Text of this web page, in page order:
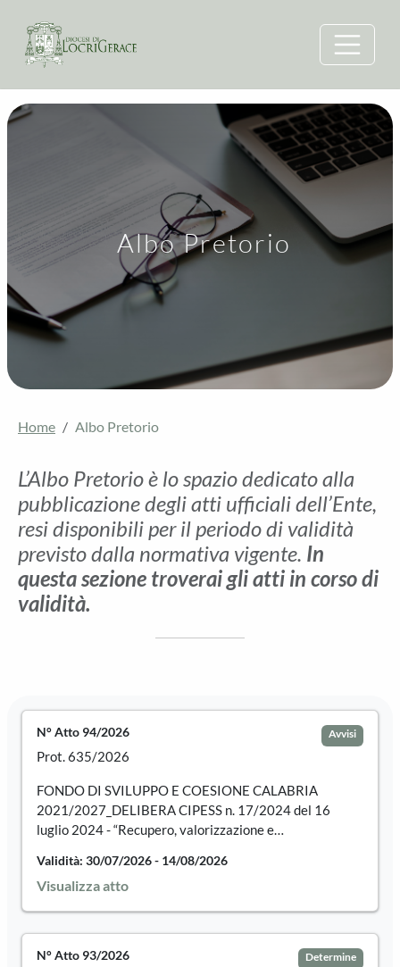
Albo Pretorio
Home Albo Pretorio
L’Albo Pretorio è lo spazio dedicato alla
pubblicazione degli atti ufficiali dell’Ente,
resi disponibili per il periodo di validità
previsto dalla normativa vigente. In
questa sezione troverai gli atti in corso di
validità.
N° Atto 94/2026 Avvisi
Prot. 635/2026
FONDO DI SVILUPPO E COESIONE CALABRIA
2021/2027_DELIBERA CIPESS n. 17/2024 del 16
luglio 2024 - “Recupero, valorizzazione e
Selezione mediante procedura negoziata, senza
pubblicazione del bando, ai sensi del D.Lgs. 36/2023 art.
50 comma 1 lett. c) di un operatore economico a cui
stucchi e dei dipinti murali ed altari della Chiesa di
Validità: 30/07/2026 - 14/08/2026
Visualizza atto
N° Atto 93/2026 Determine